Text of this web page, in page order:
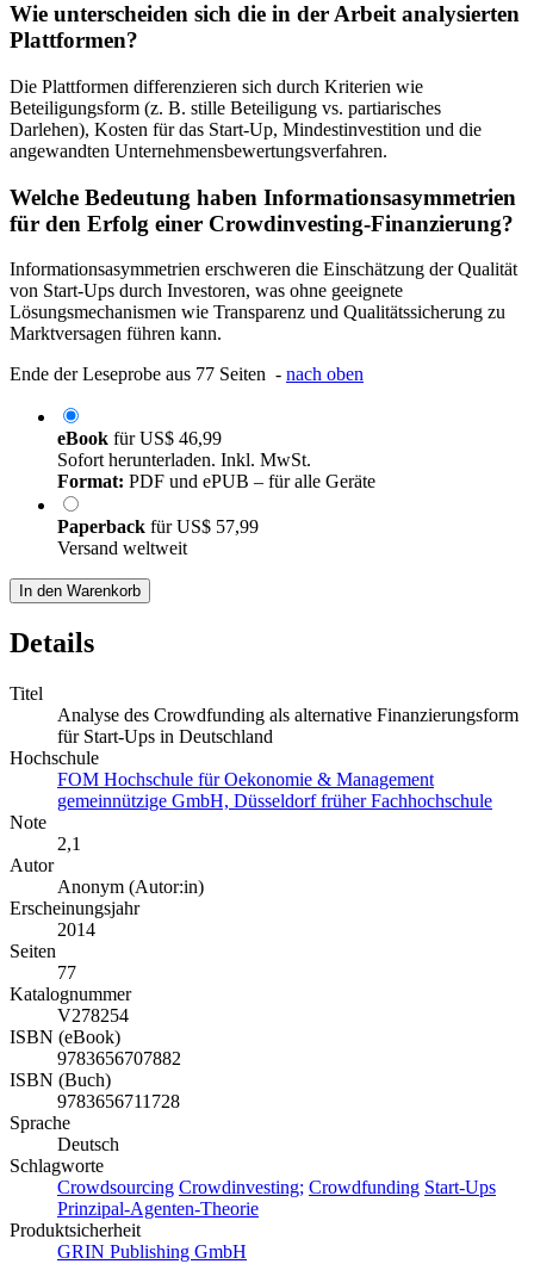
Wie unterscheiden sich die in der Arbeit analysierten
Plattformen?
Die Plattformen differenzieren sich durch Kriterien wie
Beteiligungsform (z. B. stille Beteiligung vs. partiarisches
Darlehen), Kosten für das Start-Up, Mindestinvestition und die
angewandten Unternehmensbewertungsverfahren.
Welche Bedeutung haben Informationsasymmetrien
für den Erfolg einer Crowdinvesting-Finanzierung?
Informationsasymmetrien erschweren die Einschätzung der Qualität
von Start-Ups durch Investoren, was ohne geeignete
Lösungsmechanismen wie Transparenz und Qualitätssicherung zu
Marktversagen führen kann.
Ende der Leseprobe aus 77 Seiten - nach oben
eBook fürUS$ 46,99
Sofort herunterladen. Inkl. MwSt.
Format: PDF und ePUB – für alle Geräte
Paperback fürUS$ 57,99
Versand weltweit
In den Warenkorb
Details
Titel
Analyse des Crowdfunding als alternative Finanzierungsform
für Start-Ups in Deutschland
Hochschule
FOM Hochschule für Oekonomie & Management
gemeinnützige GmbH, Düsseldorf früher Fachhochschule
Note
2,1
Autor
Anonym (Autor:in)
Erscheinungsjahr
2014
Seiten
77
Katalognummer
V278254
ISBN (eBook)
9783656707882
ISBN (Buch)
9783656711728
Sprache
Deutsch
Schlagworte
Crowdsourcing Crowdinvesting; Crowdfunding Start-Ups
Prinzipal-Agenten-Theorie
Produktsicherheit
GRIN Publishing GmbH